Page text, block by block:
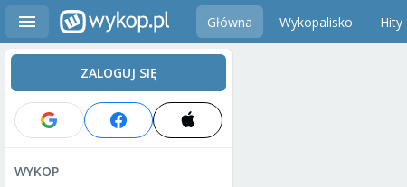
Główna Wykopalisko Hity
ZALOGUJ SIĘ
WYKOP